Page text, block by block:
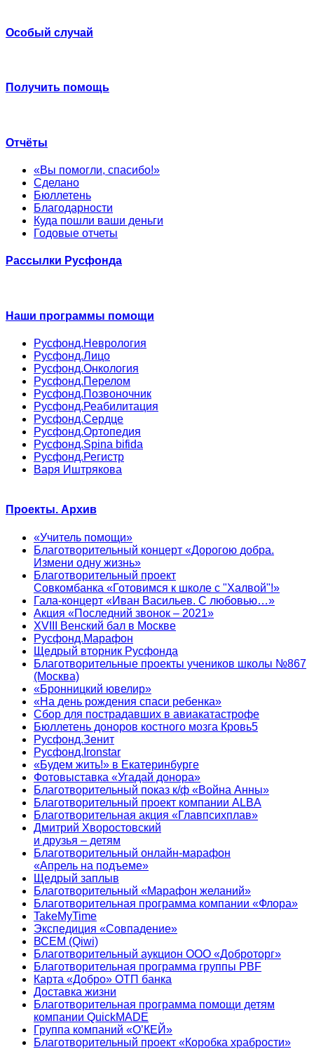
Особый случай
Получить помощь
Отчёты
«Вы помогли, спасибо!»
Сделано
Бюллетень
Благодарности
Куда пошли ваши деньги
Годовые отчеты
Рассылки Русфонда
Наши программы помощи
Русфонд.Неврология
Русфонд.Лицо
Русфонд.Онкология
Русфонд.Перелом
Русфонд.Позвоночник
Русфонд.Реабилитация
Русфонд.Сердце
Русфонд.Ортопедия
Русфонд.Spina bifida
Русфонд.Регистр
Варя Иштрякова
Проекты. Архив
«Учитель помощи»
Благотворительный концерт «Дорогою добра.
Измени одну жизнь»
Благотворительный проект
Совкомбанка «Готовимся к школе с "Халвой"!»
Гала-концерт «Иван Васильев. С любовью…»
Акция «Последний звонок – 2021»
XVIII Венский бал в Москве
Русфонд.Марафон
Щедрый вторник Русфонда
Благотворительные проекты учеников школы №867
(Москва)
«Бронницкий ювелир»
«На день рождения спаси ребенка»
Сбор для пострадавших в авиакатастрофе
Бюллетень доноров костного мозга Кровь5
Русфонд.Зенит
Русфонд.Ironstar
«Будем жить!» в Екатеринбурге
Фотовыставка «Угадай донора»
Благотворительный показ к/ф «Война Анны»
Благотворительный проект компании ALBA
Благотворительная акция «Главпсихплав»
Дмитрий Хворостовский
и друзья – детям
Благотворительный онлайн‑марафон
«Апрель на подъеме»
Щедрый заплыв
Благотворительный «Марафон желаний»
Благотворительная программа компании «Флора»
TakeMyTime
Экспедиция «Совпадение»
ВСЕМ (Qiwi)
Благотворительный аукцион ООО «Доброторг»
Благотворительная программа группы PBF
Карта «Добро» ОТП банка
Доставка жизни
Благотворительная программа помощи детям
компании QuickMADE
Группа компаний «О’КЕЙ»
Благотворительный проект «Коробка храбрости»